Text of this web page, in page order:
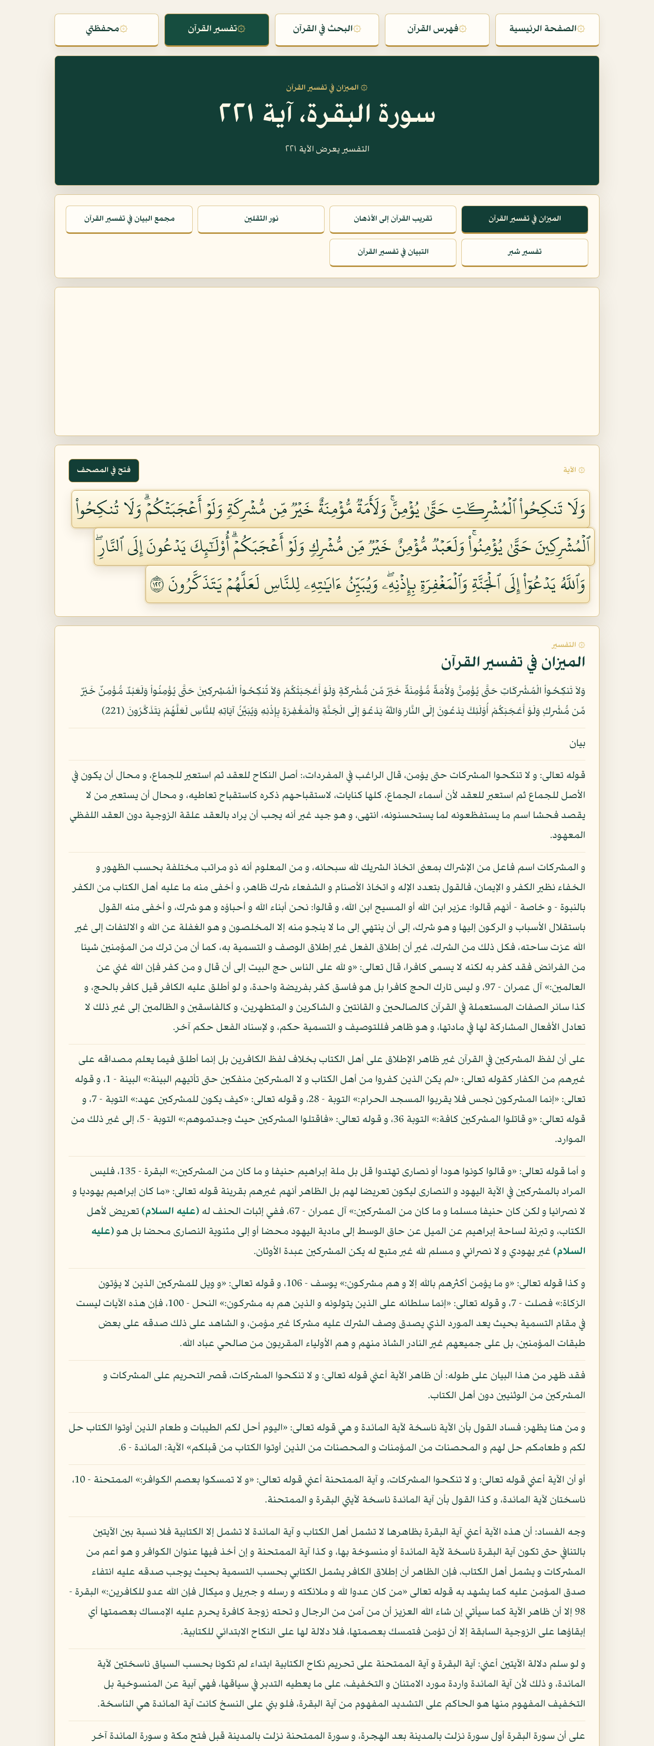
۞الصفحة الرئيسية ۞فهرس القرآن ۞البحث في القرآن ۞تفسير القرآن ۞محفظتي
۞ الميزان في تفسير القرآن
سورة البقرة، آية ٢٢١
التفسير يعرض الآية ٢٢١
الميزان في تفسير القرآن تقريب القرآن إلى الأذهان نور الثقلين مجمع البيان في تفسير القرآن
تفسير شبر التبيان في تفسير القرآن
۞ الآية فتح في المصحف
وَلَا تَنكِحُواْ ٱلۡمُشۡرِكَٰتِ حَتَّىٰ يُؤۡمِنَّۚ وَلَأَمَةٞ مُّؤۡمِنَةٌ خَيۡرٞ مِّن مُّشۡرِكَةٖ وَلَوۡ أَعۡجَبَتۡكُمۡۗ وَلَا تُنكِحُواْ
ٱلۡمُشۡرِكِينَ حَتَّىٰ يُؤۡمِنُواْۚ وَلَعَبۡدٞ مُّؤۡمِنٌ خَيۡرٞ مِّن مُّشۡرِكٖ وَلَوۡ أَعۡجَبَكُمۡۗ أُوْلَٰٓئِكَ يَدۡعُونَ إِلَى ٱلنَّارِۖ
وَٱللَّهُ يَدۡعُوٓاْ إِلَى ٱلۡجَنَّةِ وَٱلۡمَغۡفِرَةِ بِإِذۡنِهِۦۖ وَيُبَيِّنُ ءَايَٰتِهِۦ لِلنَّاسِ لَعَلَّهُمۡ يَتَذَكَّرُونَ ٢٢١
۞ التفسير
الميزان في تفسير القرآن
وَلاَ تَنكِحُواْ الْمُشْرِكَاتِ حَتَّى يُؤْمِنَّ وَلأَمَةٌ مُّؤْمِنَةٌ خَيْرٌ مِّن مُّشْرِكَةٍ وَلَوْ أَعْجَبَتْكُمْ وَلاَ تُنكِحُواْ الْمُشِرِكِينَ حَتَّى يُؤْمِنُواْ وَلَعَبْدٌ مُّؤْمِنٌ خَيْرٌ
مِّن مُّشْرِكٍ وَلَوْ أَعْجَبَكُمْ أُوْلَئِكَ يَدْعُونَ إِلَى النَّارِ وَاللّهُ يَدْعُوَ إِلَى الْجَنَّةِ وَالْمَغْفِرَةِ بِإِذْنِهِ وَيُبَيِّنُ آيَاتِهِ لِلنَّاسِ لَعَلَّهُمْ يَتَذَكَّرُونَ (221)
بيان
قوله تعالى: و لا تنكحوا المشركات حتى يؤمن، قال الراغب في المفردات،: أصل النكاح للعقد ثم استعير للجماع، و محال أن يكون في
الأصل للجماع ثم استعير للعقد لأن أسماء الجماع، كلها كنايات، لاستقباحهم ذكره كاستقباح تعاطيه، و محال أن يستعير من لا
يقصد فحشا اسم ما يستفظعونه لما يستحسنونه، انتهى، و هو جيد غير أنه يجب أن يراد بالعقد علقة الزوجية دون العقد اللفظي
المعهود.
و المشركات اسم فاعل من الإشراك بمعنى اتخاذ الشريك لله سبحانه، و من المعلوم أنه ذو مراتب مختلفة بحسب الظهور و
الخفاء نظير الكفر و الإيمان، فالقول بتعدد الإله و اتخاذ الأصنام و الشفعاء شرك ظاهر، و أخفى منه ما عليه أهل الكتاب من الكفر
بالنبوة - و خاصة - أنهم قالوا: عزير ابن الله أو المسيح ابن الله، و قالوا: نحن أبناء الله و أحباؤه و هو شرك، و أخفى منه القول
باستقلال الأسباب و الركون إليها و هو شرك، إلى أن ينتهي إلى ما لا ينجو منه إلا المخلصون و هو الغفلة عن الله و الالتفات إلى غير
الله عزت ساحته، فكل ذلك من الشرك، غير أن إطلاق الفعل غير إطلاق الوصف و التسمية به، كما أن من ترك من المؤمنين شيئا
من الفرائض فقد كفر به لكنه لا يسمى كافرا، قال تعالى: «و لله على الناس حج البيت إلى أن قال و من كفر فإن الله غني عن
العالمين:» آل عمران - 97، و ليس تارك الحج كافرا بل هو فاسق كفر بفريضة واحدة، و لو أطلق عليه الكافر قيل كافر بالحج، و
كذا سائر الصفات المستعملة في القرآن كالصالحين و القانتين و الشاكرين و المتطهرين، و كالفاسقين و الظالمين إلى غير ذلك لا
تعادل الأفعال المشاركة لها في مادتها، و هو ظاهر فللتوصيف و التسمية حكم، و لإسناد الفعل حكم آخر.
على أن لفظ المشركين في القرآن غير ظاهر الإطلاق على أهل الكتاب بخلاف لفظ الكافرين بل إنما أطلق فيما يعلم مصداقه على
غيرهم من الكفار كقوله تعالى: «لم يكن الذين كفروا من أهل الكتاب و لا المشركين منفكين حتى تأتيهم البينة:» البينة - 1، و قوله
تعالى: «إنما المشركون نجس فلا يقربوا المسجد الحرام:» التوبة - 28، و قوله تعالى: «كيف يكون للمشركين عهد:» التوبة - 7، و
قوله تعالى: «و قاتلوا المشركين كافة:» التوبة 36، و قوله تعالى: «فاقتلوا المشركين حيث وجدتموهم:» التوبة - 5، إلى غير ذلك من
الموارد.
و أما قوله تعالى: «و قالوا كونوا هودا أو نصارى تهتدوا قل بل ملة إبراهيم حنيفا و ما كان من المشركين:» البقرة - 135، فليس
المراد بالمشركين في الآية اليهود و النصارى ليكون تعريضا لهم بل الظاهر أنهم غيرهم بقرينة قوله تعالى: «ما كان إبراهيم يهوديا و
لا نصرانيا و لكن كان حنيفا مسلما و ما كان من المشركين:» آل عمران - 67، ففي إثبات الحنف له
(عليه السلام)تعريض لأهل
الكتاب، و تبرئة لساحة إبراهيم عن الميل عن حاق الوسط إلى مادية اليهود محضا أو إلى مثنوية النصارى محضا بل هو(عليه
السلام) غير يهودي و لا نصراني و مسلم لله غير متبع له يكن المشركين عبدة الأوثان.
و كذا قوله تعالى: «و ما يؤمن أكثرهم بالله إلا و هم مشركون:» يوسف - 106، و قوله تعالى: «و ويل للمشركين الذين لا يؤتون
الزكاة:» فصلت - 7، و قوله تعالى: «إنما سلطانه على الذين يتولونه و الذين هم به مشركون:» النحل - 100، فإن هذه الآيات ليست
في مقام التسمية بحيث يعد المورد الذي يصدق وصف الشرك عليه مشركا غير مؤمن، و الشاهد على ذلك صدقه على بعض
طبقات المؤمنين، بل على جميعهم غير النادر الشاذ منهم و هم الأولياء المقربون من صالحي عباد الله.
فقد ظهر من هذا البيان على طوله: أن ظاهر الآية أعني قوله تعالى: و لا تنكحوا المشركات، قصر التحريم على المشركات و
المشركين من الوثنيين دون أهل الكتاب.
و من هنا يظهر: فساد القول بأن الآية ناسخة لآية المائدة و هي قوله تعالى: «اليوم أحل لكم الطيبات و طعام الذين أوتوا الكتاب حل
لكم و طعامكم حل لهم و المحصنات من المؤمنات و المحصنات من الذين أوتوا الكتاب من قبلكم» الآية: المائدة - 6.
أو أن الآية أعني قوله تعالى: و لا تنكحوا المشركات، و آية الممتحنة أعني قوله تعالى: «و لا تمسكوا بعصم الكوافر:» الممتحنة - 10،
ناسختان لآية المائدة، و كذا القول بأن آية المائدة ناسخة لآيتي البقرة و الممتحنة.
وجه الفساد: أن هذه الآية أعني آية البقرة بظاهرها لا تشمل أهل الكتاب و آية المائدة لا تشمل إلا الكتابية فلا نسبة بين الآيتين
بالتنافي حتى تكون آية البقرة ناسخة لآية المائدة أو منسوخة بها، و كذا آية الممتحنة و إن أخذ فيها عنوان الكوافر و هو أعم من
المشركات و يشمل أهل الكتاب، فإن الظاهر أن إطلاق الكافر يشمل الكتابي بحسب التسمية بحيث يوجب صدقه عليه انتفاء
صدق المؤمن عليه كما يشهد به قوله تعالى «من كان عدوا لله و ملائكته و رسله و جبريل و ميكال فإن الله عدو للكافرين:» البقرة -
98 إلا أن ظاهر الآية كما سيأتي إن شاء الله العزيز أن من آمن من الرجال و تحته زوجة كافرة يحرم عليه الإمساك بعصمتها أي
إبقاؤها على الزوجية السابقة إلا أن تؤمن فتمسك بعصمتها، فلا دلالة لها على النكاح الابتدائي للكتابية.
و لو سلم دلالة الآيتين أعني: آية البقرة و آية الممتحنة على تحريم نكاح الكتابية ابتداء لم تكونا بحسب السياق ناسختين لآية
المائدة، و ذلك لأن آية المائدة واردة مورد الامتنان و التخفيف، على ما يعطيه التدبر في سياقها، فهي آبية عن المنسوخية بل
التخفيف المفهوم منها هو الحاكم على التشديد المفهوم من آية البقرة، فلو بني على النسخ كانت آية المائدة هي الناسخة.
على أن سورة البقرة أول سورة نزلت بالمدينة بعد الهجرة، و سورة الممتحنة نزلت بالمدينة قبل فتح مكة و سورة المائدة آخر